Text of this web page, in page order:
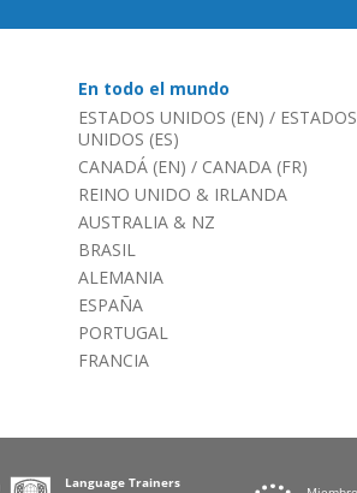
En todo el mundo
ESTADOS UNIDOS (EN) / ESTADOS
UNIDOS (ES)
CANADÁ (EN) / CANADA (FR)
REINO UNIDO & IRLANDA
AUSTRALIA & NZ
BRASIL
ALEMANIA
ESPAÑA
PORTUGAL
FRANCIA